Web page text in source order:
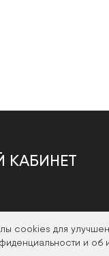
cookies для
и об
КАБИНЕТ